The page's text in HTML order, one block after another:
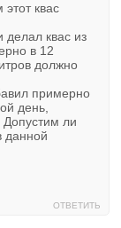
квас
квас из
в 12
должно
примерно
день,
Допустим ли
данной
ОТВЕТИТЬ